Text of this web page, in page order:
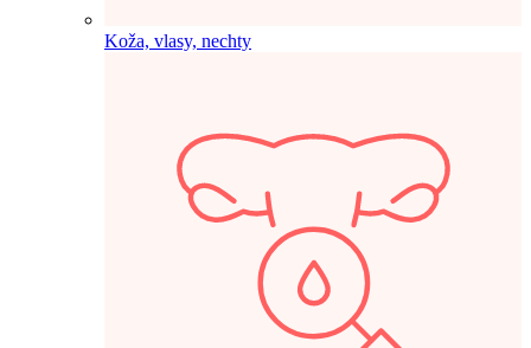
Koža, vlasy, nechty